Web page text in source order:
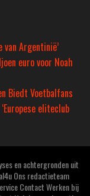
van Argentinië’
euro voor Noah
Biedt Voetbalfans
‘Europese eliteclub
en achtergronden uit
Ons redactieteam
Contact Werken bij